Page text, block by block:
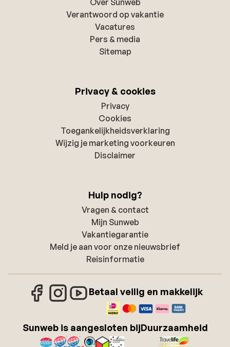
Verantwoord op vakantie
Vacatures
Pers & media
Sitemap
Privacy & cookies
Privacy
Cookies
Toegankelijkheidsverklaring
Wijzig je marketing voorkeuren
Disclaimer
Hulp nodig?
Vragen & contact
Mijn Sunweb
Vakantiegarantie
Meld je aan voor onze nieuwsbrief
Reisinformatie
Betaal veilig en makkelijk
Sunweb is aangesloten bijDuurzaamheid